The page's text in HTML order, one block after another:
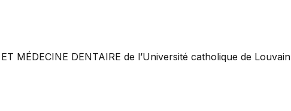
MÉDECINE DENTAIRE de l’Université catholique de Louvain